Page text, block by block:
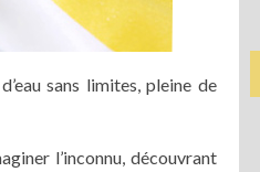
sans limites, pleine de
l’inconnu, découvrant